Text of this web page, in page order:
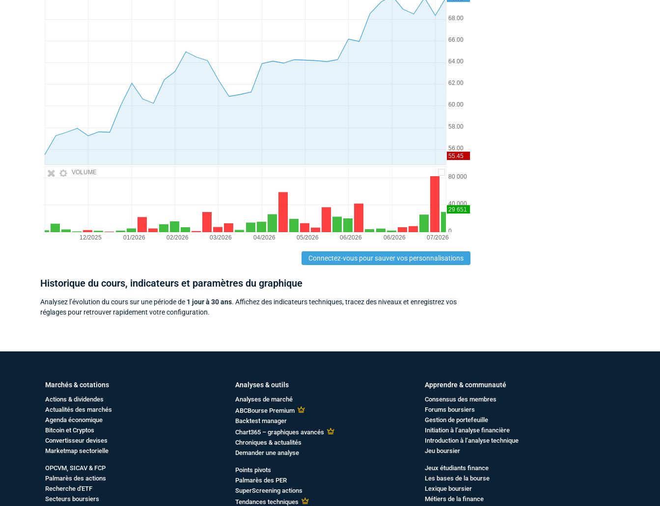
VOLUME
Connectez-vous pour sauver vos personnalisations
Historique du cours, indicateurs et paramètres du graphique
Analysez l’évolution du cours sur une période de 1 jour à 30 ans. Affichez des indicateurs techniques, tracez des niveaux et enregistrez vos
réglages pour retrouver rapidement votre configuration.
Marchés & cotations
Actions & dividendes
Actualités des marchés
Agenda économique
Bitcoin et Cryptos
Convertisseur devises
Marketmap sectorielle
OPCVM, SICAV & FCP
Palmarès des actions
Recherche d'ETF
Secteurs boursiers
Analyses & outils
Analyses de marché
ABCBourse Premium
Backtest manager
Chart365 – graphiques avancés
Chroniques & actualités
Demander une analyse
Points pivots
Palmarès des PER
SuperScreening actions
Tendances techniques
Apprendre & communauté
Consensus des membres
Forums boursiers
Gestion de portefeuille
Initiation à l’analyse financière
Introduction à l’analyse technique
Jeu boursier
Jeux étudiants finance
Les bases de la bourse
Lexique boursier
Métiers de la finance